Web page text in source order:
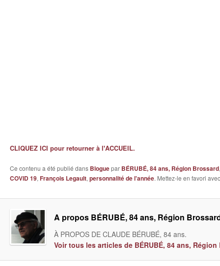
CLIQUEZ ICI pour retourner à l'ACCUEIL.
Ce contenu a été publié dans Bloguepar BÉRUBÉ, 84 ans, Région Brossard
COVID 19, François Legault, personnalité de l'année. Mettez-le en favori
A propos BÉRUBÉ, 84 ans, Région
À PROPOS DE CLAUDE BÉRUBÉ, 84 ans.
Voir tous les articles de BÉRUBÉ, 84 ans,